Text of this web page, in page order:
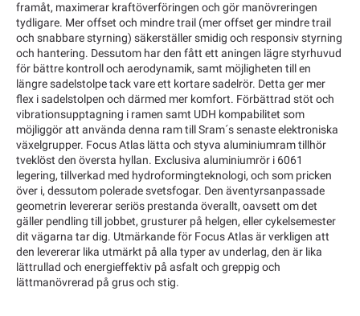
framåt, maximerar kraftöverföringen och gör manövreringen
tydligare. Mer offset och mindre trail (mer offset ger mindre trail
och snabbare styrning) säkerställer smidig och responsiv styrning
och hantering. Dessutom har den fått ett aningen lägre styrhuvud
för bättre kontroll och aerodynamik, samt möjligheten till en
längre sadelstolpe tack vare ett kortare sadelrör. Detta ger mer
flex i sadelstolpen och därmed mer komfort. Förbättrad stöt och
vibrationsupptagning i ramen samt UDH kompabilitet som
möjliggör att använda denna ram till Sram´s senaste elektroniska
växelgrupper. Focus Atlas lätta och styva aluminiumram tillhör
tveklöst den översta hyllan. Exclusiva aluminiumrör i 6061
legering, tillverkad med hydroformingteknologi, och som pricken
över i, dessutom polerade svetsfogar. Den äventyrsanpassade
geometrin levererar seriös prestanda överallt, oavsett om det
gäller pendling till jobbet, grusturer på helgen, eller cykelsemester
dit vägarna tar dig. Utmärkande för Focus Atlas är verkligen att
den levererar lika utmärkt på alla typer av underlag, den är lika
lättrullad och energieffektiv på asfalt och greppig och
lättmanövrerad på grus och stig.